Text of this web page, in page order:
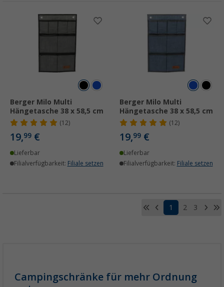
Berger Milo Multi
Hängetasche 38 x 58,5 cm
(12)
19,99 €
Lieferbar
Filialverfügbarkeit: Filiale setzen
Berger Milo Multi
Hängetasche 38 x 58,5 cm
(12)
19,99 €
Lieferbar
Filialverfügbarkeit: Filiale setzen
1 2 3
Campingschränke für mehr Ordnung